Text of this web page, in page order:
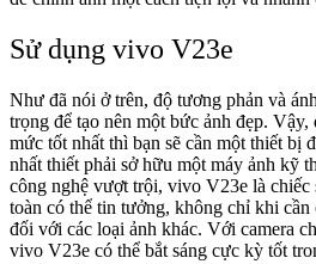
Sử dụng vivo V23e
Như đã nói ở trên, độ tương phản và
trọng để tạo nên một bức ảnh đẹp. Vậy,
mức tốt nhất thì bạn sẽ cần một thiết bị
nhất thiết phải sở hữu một máy ảnh kỹ
công nghệ vượt trội, vivo V23e là chiếc
toàn có thể tin tưởng, không chỉ khi cần
đối với các loại ảnh khác. Với camera
vivo V23e có thể bắt sáng cực kỳ tốt